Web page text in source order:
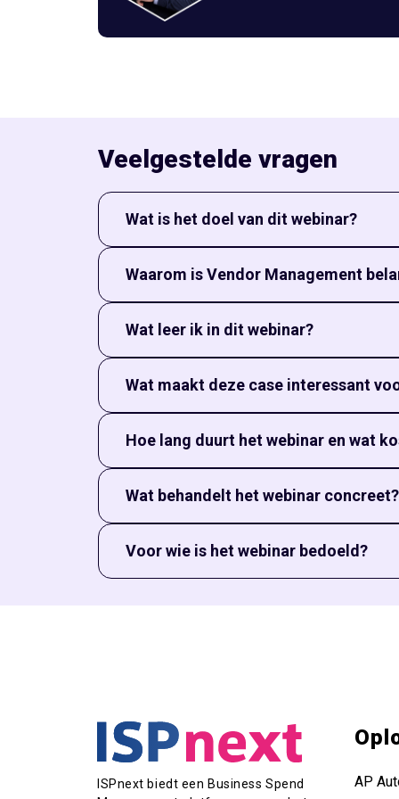
Veelgestelde vragen
Wat is het doel van dit webinar?
uitdagingen van hun leveranciersproces en hoe
Waarom is Vendor Management
waarborgen. Met ISPnext heeft het bedrijf
Wat leer ik in dit webinar?
meten en communicatie verbeteren, allemaal
Wat maakt deze case interessant
handvatten en laat zien hoe
Hoe lang duurt het webinar en wat
Wat behandelt het webinar concreet?
de belangrijkste resultaten en voordelen
Voor wie is het webinar bedoeld?
ISPnext biedt een Business Spend
AP